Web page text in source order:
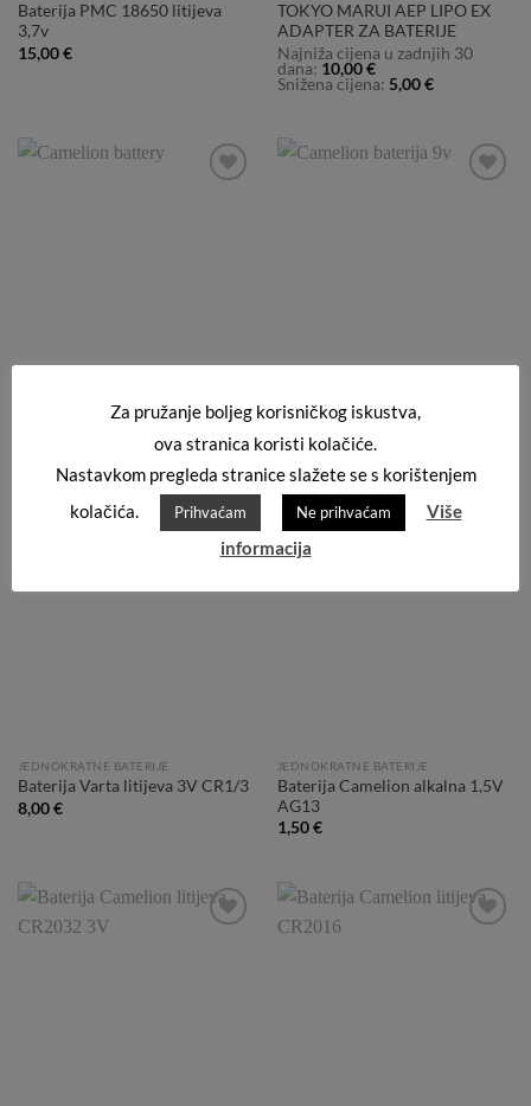
Baterija PMC 18650 litijeva
3,7v
15,00€
TOKYO MARUI AEP LIPO EX
ADAPTER ZA BATERIJE
Najniža cijena u zadnjih 30
dana: 10,00€
Snižena cijena: 5,00€
Baterija Camelion litijeva 3V
Baterija Camelion alkalna 9V
6LR61
4,00€
JEDNOKRATNE BATERIJE
Baterija Varta litijeva 3V CR1/3
8,00€
JEDNOKRATNE BATERIJE
Baterija Camelion alkalna 1,5V
AG13
1,50€
Za pružanje boljeg korisničkog iskustva,
ova stranica koristi kolačiće.
Nastavkom pregleda stranice slažete se s korištenjem
kolačića.
Prihvaćam Ne prihvaćam
Više
informacija